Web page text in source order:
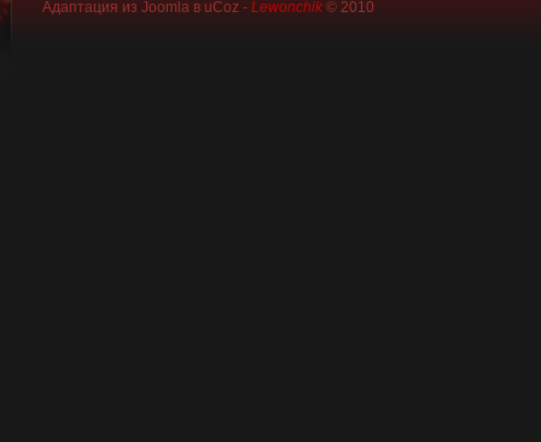
Адаптация из Joomla в uCoz - Lewonchik© 2010